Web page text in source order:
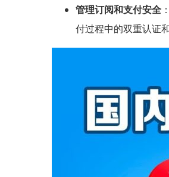
管理订阅和支付安全
付过程中的双重认证